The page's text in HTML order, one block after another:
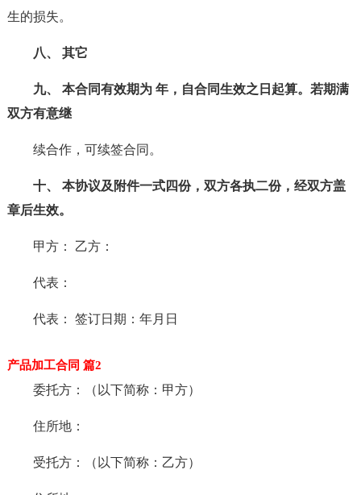
生的损失。
八、 其它
九、 本合同有效期为 年，自合同生效之日起算。若期满
双方有意继
续合作，可续签合同。
十、 本协议及附件一式四份，双方各执二份，经双方盖
章后生效。
甲方： 乙方：
代表：
代表： 签订日期：年月日
产品加工合同 篇2
委托方：（以下简称：甲方）
住所地：
受托方：（以下简称：乙方）